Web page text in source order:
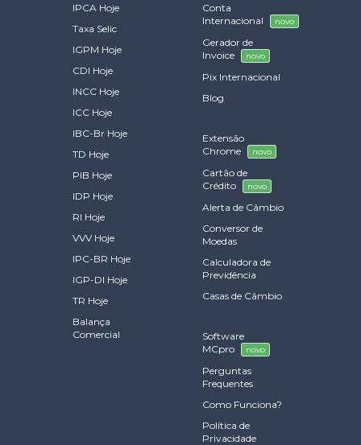
IPCA Hoje
Taxa Selic
IGPM Hoje
CDI Hoje
INCC Hoje
ICC Hoje
IBC-Br Hoje
TD Hoje
PIB Hoje
IDP Hoje
RI Hoje
VVV Hoje
IPC-BR Hoje
IGP-DI Hoje
TR Hoje
Balança
Comercial
Conta
Internacional
novo
Gerador de
Invoice
novo
Pix Internacional
Blog
Extensão
Chrome
novo
Cartão de
Crédito
novo
Alerta de Câmbio
Conversor de
Moedas
Calculadora de
Previdência
Casas de Câmbio
Software
MCpro
novo
Perguntas
Frequentes
Como Funciona?
Política de
Privacidade